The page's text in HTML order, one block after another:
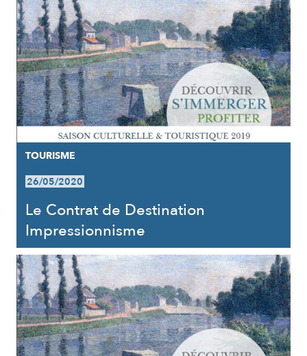
TOURISME
26/05/2020
Le Contrat de Destination
Impressionnisme